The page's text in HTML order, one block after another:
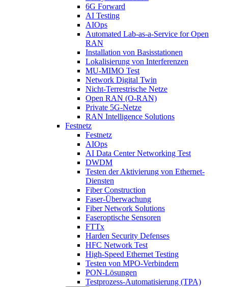
6G Forward
AI Testing
AIOps
Automated Lab-as-a-Service for Open
RAN
Installation von Basisstationen
Lokalisierung von Interferenzen
MU-MIMO Test
Network Digital Twin
Nicht-Terrestrische Netze
Open RAN (O-RAN)
Private 5G-Netze
RAN Intelligence Solutions
Festnetz
Festnetz
AIOps
AI Data Center Networking Test
DWDM
Testen der Aktivierung von Ethernet-
Diensten
Fiber Construction
Faser-Überwachung
Fiber Network Solutions
Faseroptische Sensoren
FTTx
Harden Security Defenses
HFC Network Test
High-Speed Ethernet Testing
Testen von MPO-Verbindern
PON-Lösungen
Testprozess-Automatisierung (TPA)